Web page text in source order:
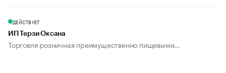
ДЕЙСТВУЕТ
ИП Терзи Оксана
Торговля розничная преимущественно пищевыми...